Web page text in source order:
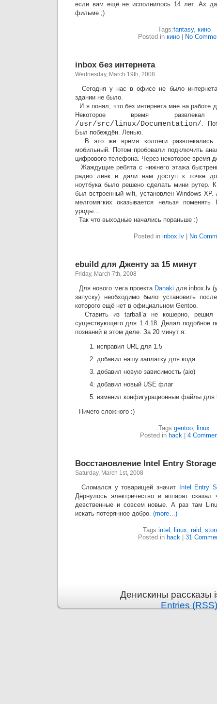
если вам ещё не исполнилось 14 лет. Ах
фильме ;)
Tags:fantasy, кино
Posted in кино| No
inbox без интернета
Wednesday, March 19th, 2008
Сегодня у нас в офисе не было
здании не было.
И я понял, что без интернета мне на работе
Некоторое время
/usr/src/linux/Documentation/.
Был побеждён. Ленью.
В это же время коллеги развлекались
мобильный. Потом пробовали подключить
цифрового телефона. Через некоторое время
Жаждущие ребята с нижнего этажа
радио линк и дали нам доступ к точке
ноутбука было решено сделать мини рутер.
был встроенный wifi, установлен Windows
мелгомягких оказывается нельзя
уроды…
Так что выходные начались пораньше :)
Posted in inbox.lv| No
ebuild для Дженту за 15 минут
Friday, March 7th, 2008
Для нового мега проекта Danaki для inbox.lv
запуску) необходимо было установить
которого ещё нет в официальном Gentoo.
Ставить из tarball’а не кошерно, решил
существующего для 1.4.18. Делал подобное
познаний в этом деле. За 20 минут я:
исправил URL для 1.5
добавил нашу заплатку для кода
добавил новую зависимость (aio)
добавил новый USE флаг
изменил конфигурационные файлы
Ничего сложного :)
Tags:gentoo, linux
Posted in hack| 4
Восстановление Intel Entry
Saturday, March 1st, 2008
Сломался у товарищей значит
Intel Entry
Дёрнулось электричество и аппарат
девственные и совсем новые. А раз там
искать потерянное добро. (more…)
Tags:intel , linux, raid,
Posted in hack 31
Денискины рассказы
Entries (RSS)